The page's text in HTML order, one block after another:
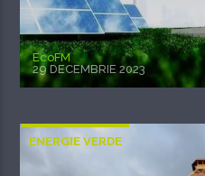
EcoFM
29 DECEMBRIE 2023
ENERGIE VERDE